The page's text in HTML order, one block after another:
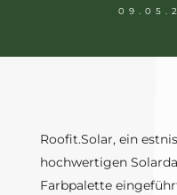
Roofit.Solar, ein
hochwertigen
Farbpalette